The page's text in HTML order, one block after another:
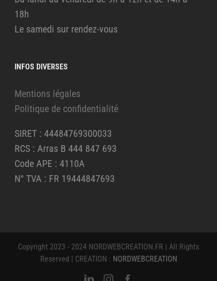
18h
Le samedi sur rendez-vous
INFOS DIVERSES
Mentions légales
Politique de confidentialité
SIRET : 44484769300033
RCS : Arras B 444 847 693
Code APE : 4110A
N° TVA : FR 19444847693
Copyright 2023 - 2024 NORDWEBCREATION.FR | All Rights
Reserved | CREATION : NORDWEBCREATION
LinkedInInstagram